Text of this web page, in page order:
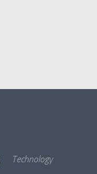
Technology